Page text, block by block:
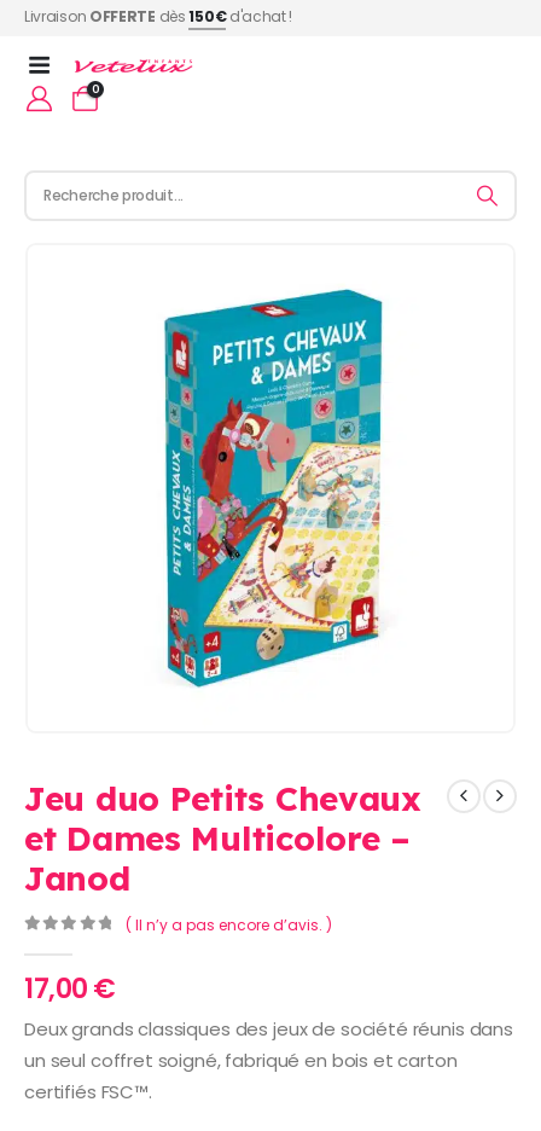
Livraison OFFERTE dès150€d'achat !
0
Jeu duo Petits Chevaux
et Dames Multicolore –
Janod
( Il n’y a pas encore d’avis. )
17,00€
Deux grands classiques des jeux de société réunis dans
un seul coffret soigné, fabriqué en bois et carton
certifiés FSC™.